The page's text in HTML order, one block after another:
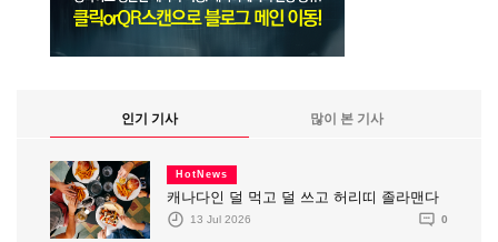
인기 기사 많이 본 기사
HotNews
캐나다인 덜 먹고 덜 쓰고 허리띠 졸라맨다
13 Jul 2026 0